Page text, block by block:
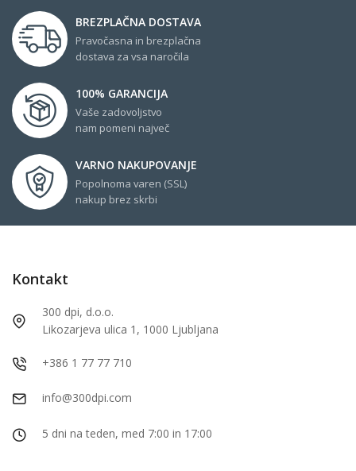
BREZPLAČNA DOSTAVA
Pravočasna in brezplačna
dostava za vsa naročila
100% GARANCIJA
Vaše zadovoljstvo
nam pomeni največ
VARNO NAKUPOVANJE
Popolnoma varen (SSL)
nakup brez skrbi
Kontakt
300 dpi, d.o.o.
Likozarjeva ulica 1, 1000 Ljubljana
+386 1 77 77 710
info@300dpi.com
5 dni na teden, med 7:00 in 17:00